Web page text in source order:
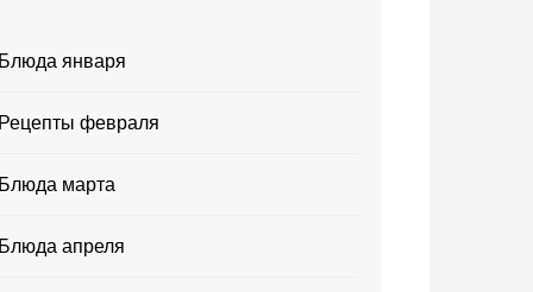
января
февраля
марта
апреля